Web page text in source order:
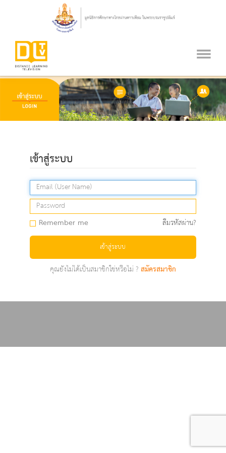
เข้าสู่ระบบ
Remember me ลืมรหัสผ่าน?
เข้าสู่ระบบ
คุณยังไม่ได้เป็นสมาชิกใช่หรือไม่ ?สมัครสมาชิก